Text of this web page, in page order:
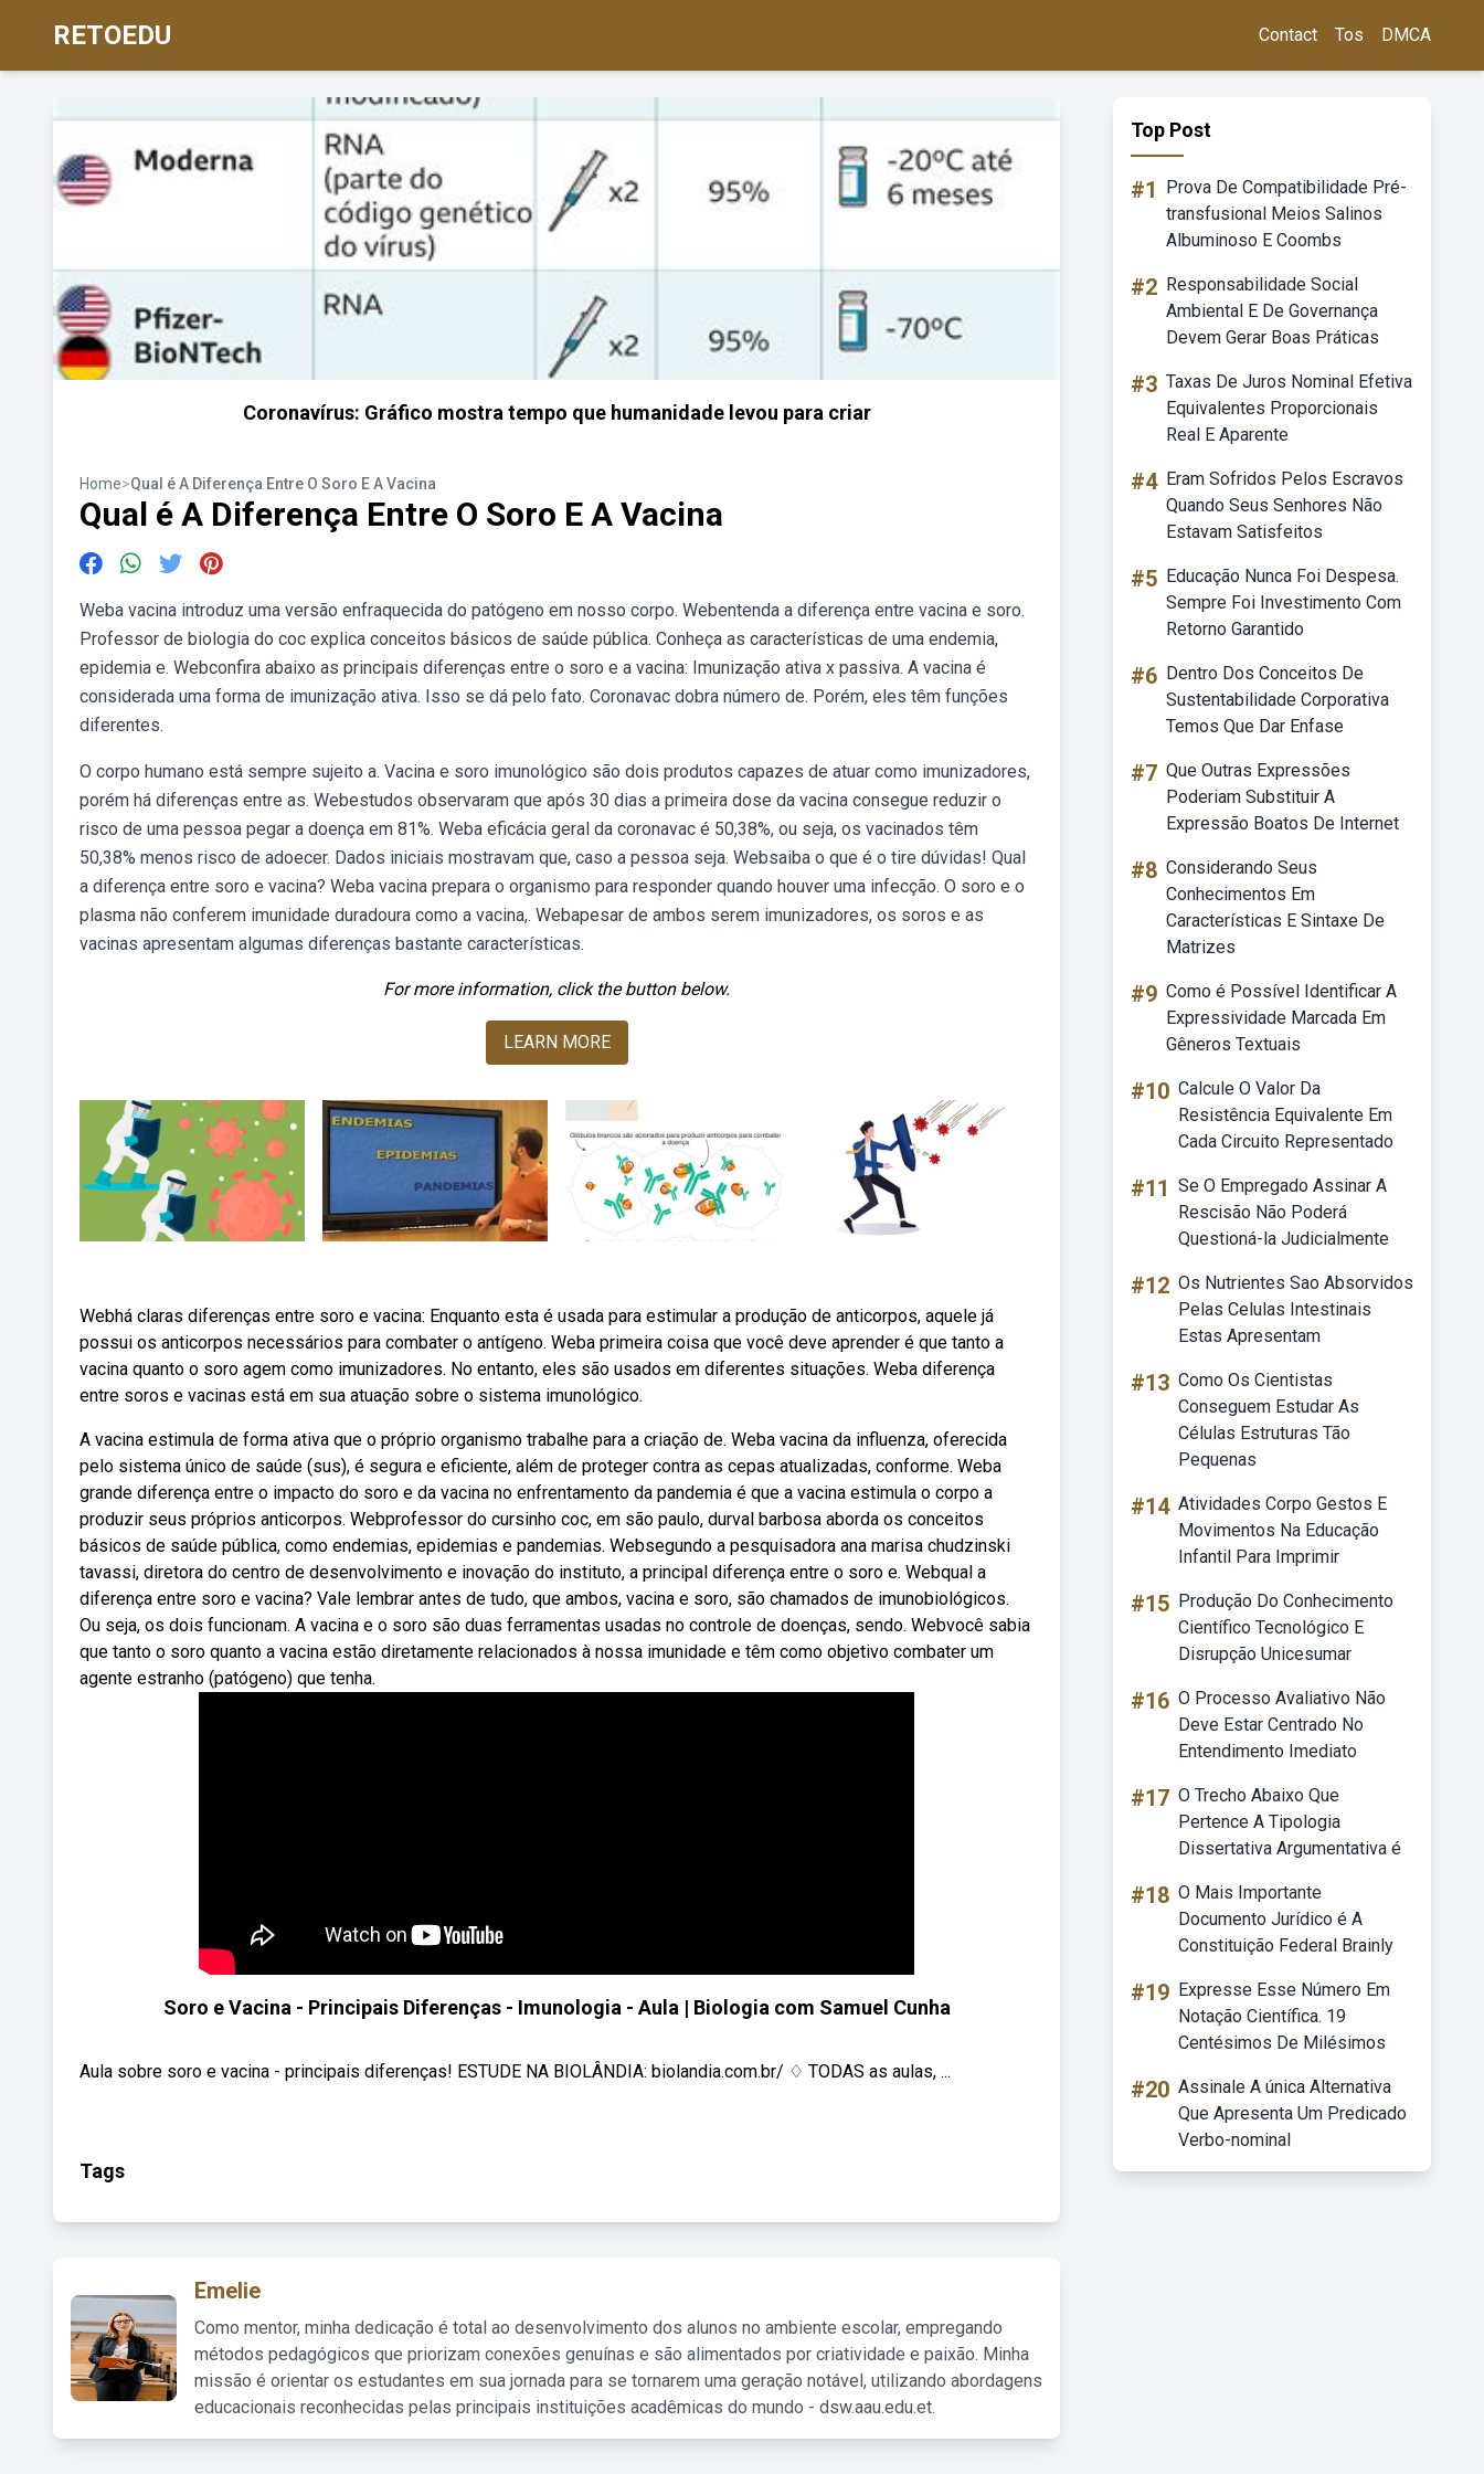
RETOEDU Contact Tos DMCA
Coronavírus: Gráfico mostra tempo que humanidade levou para criar
Home>Qual é A Diferença Entre O Soro E A Vacina
Qual é A Diferença Entre O Soro E A Vacina
Weba vacina introduz uma versão enfraquecida do patógeno em nosso corpo. Webentenda a diferença entre vacina e soro.
Professor de biologia do coc explica conceitos básicos de saúde pública. Conheça as características de uma endemia,
epidemia e. Webconfira abaixo as principais diferenças entre o soro e a vacina: Imunização ativa x passiva. A vacina é
considerada uma forma de imunização ativa. Isso se dá pelo fato. Coronavac dobra número de. Porém, eles têm funções
diferentes.
O corpo humano está sempre sujeito a. Vacina e soro imunológico são dois produtos capazes de atuar como imunizadores,
porém há diferenças entre as. Webestudos observaram que após 30 dias a primeira dose da vacina consegue reduzir o
risco de uma pessoa pegar a doença em 81%. Weba eficácia geral da coronavac é 50,38%, ou seja, os vacinados têm
50,38% menos risco de adoecer. Dados iniciais mostravam que, caso a pessoa seja. Websaiba o que é o tire dúvidas! Qual
a diferença entre soro e vacina? Weba vacina prepara o organismo para responder quando houver uma infecção. O soro e o
plasma não conferem imunidade duradoura como a vacina,. Webapesar de ambos serem imunizadores, os soros e as
vacinas apresentam algumas diferenças bastante características.
For more information, click the button below.
LEARN MORE
Webhá claras diferenças entre soro e vacina: Enquanto esta é usada para estimular a produção de anticorpos, aquele já
possui os anticorpos necessários para combater o antígeno. Weba primeira coisa que você deve aprender é que tanto a
vacina quanto o soro agem como imunizadores. No entanto, eles são usados em diferentes situações. Weba diferença
entre soros e vacinas está em sua atuação sobre o sistema imunológico.
A vacina estimula de forma ativa que o próprio organismo trabalhe para a criação de. Weba vacina da influenza, oferecida
pelo sistema único de saúde (sus), é segura e eficiente, além de proteger contra as cepas atualizadas, conforme. Weba
grande diferença entre o impacto do soro e da vacina no enfrentamento da pandemia é que a vacina estimula o corpo a
produzir seus próprios anticorpos. Webprofessor do cursinho coc, em são paulo, durval barbosa aborda os conceitos
básicos de saúde pública, como endemias, epidemias e pandemias. Websegundo a pesquisadora ana marisa chudzinski
tavassi, diretora do centro de desenvolvimento e inovação do instituto, a principal diferença entre o soro e. Webqual a
diferença entre soro e vacina? Vale lembrar antes de tudo, que ambos, vacina e soro, são chamados de imunobiológicos.
Ou seja, os dois funcionam. A vacina e o soro são duas ferramentas usadas no controle de doenças, sendo. Webvocê sabia
que tanto o soro quanto a vacina estão diretamente relacionados à nossa imunidade e têm como objetivo combater um
agente estranho (patógeno) que tenha.
Soro e Vacina - Principais Diferenças - Imunologia - Aula | Biologia com Samuel Cunha
Aula sobre soro e vacina - principais diferenças! ESTUDE NA BIOLÂNDIA: biolandia.com.br/ ♢ TODAS as aulas, ...
Tags
Emelie
Como mentor, minha dedicação é total ao desenvolvimento dos alunos no ambiente escolar, empregando
métodos pedagógicos que priorizam conexões genuínas e são alimentados por criatividade e paixão. Minha
missão é orientar os estudantes em sua jornada para se tornarem uma geração notável, utilizando abordagens
educacionais reconhecidas pelas principais instituições acadêmicas do mundo - dsw.aau.edu.et.
Top Post
#1
Prova De Compatibilidade Pré-
transfusional Meios Salinos
Albuminoso E Coombs
#2 Responsabilidade Social
Ambiental E De Governança
Devem Gerar Boas Práticas
#3 Taxas De Juros Nominal Efetiva
Equivalentes Proporcionais
Real E Aparente
#4 Eram Sofridos Pelos Escravos
Quando Seus Senhores Não
Estavam Satisfeitos
#5 Educação Nunca Foi Despesa.
Sempre Foi Investimento Com
Retorno Garantido
#6 Dentro Dos Conceitos De
Sustentabilidade Corporativa
Temos Que Dar Enfase
#7 Que Outras Expressões
Poderiam Substituir A
Expressão Boatos De Internet
#8 Considerando Seus
Conhecimentos Em
Características E Sintaxe De
Matrizes
#9 Como é Possível Identificar A
Expressividade Marcada Em
Gêneros Textuais
#10 Calcule O Valor Da
Resistência Equivalente Em
Cada Circuito Representado
#11 Se O Empregado Assinar A
Rescisão Não Poderá
Questioná-la Judicialmente
#12 Os Nutrientes Sao Absorvidos
Pelas Celulas Intestinais
Estas Apresentam
#13 Como Os Cientistas
Conseguem Estudar As
Células Estruturas Tão
Pequenas
#14 Atividades Corpo Gestos E
Movimentos Na Educação
Infantil Para Imprimir
#15 Produção Do Conhecimento
Científico Tecnológico E
Disrupção Unicesumar
#16 O Processo Avaliativo Não
Deve Estar Centrado No
Entendimento Imediato
#17 O Trecho Abaixo Que
Pertence A Tipologia
Dissertativa Argumentativa é
#18 O Mais Importante
Documento Jurídico é A
Constituição Federal Brainly
#19 Expresse Esse Número Em
Notação Científica. 19
Centésimos De Milésimos
#20 Assinale A única Alternativa
Que Apresenta Um Predicado
Verbo-nominal